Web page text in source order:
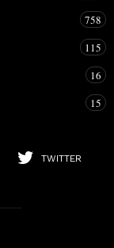
758
115
16
15
TWITTER